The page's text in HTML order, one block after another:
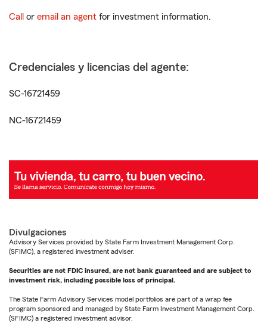
Call or email an agent for investment information.
Credenciales y licencias del agente:
SC-16721459
NC-16721459
Divulgaciones
Advisory Services provided by State Farm Investment Management Corp.
(SFIMC), a registered investment adviser.
Securities are not FDIC insured, are not bank guaranteed and are subject to
investment risk, including possible loss of principal.
The State Farm Advisory Services model portfolios are part of a wrap fee
program sponsored and managed by State Farm Investment Management Corp.
(SFIMC) a registered investment advisor.